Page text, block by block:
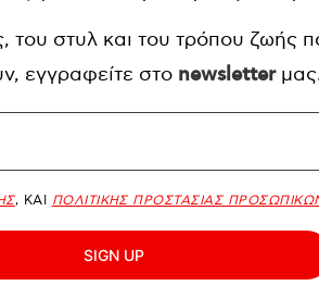
του στυλ και του τρόπου ζωής
εγγραφείτε στο newsletter
, ΚΑΙ ΠΟΛΙΤΙΚΗΣ ΠΡΟΣΤΑΣΙΑΣ
SIGN UP